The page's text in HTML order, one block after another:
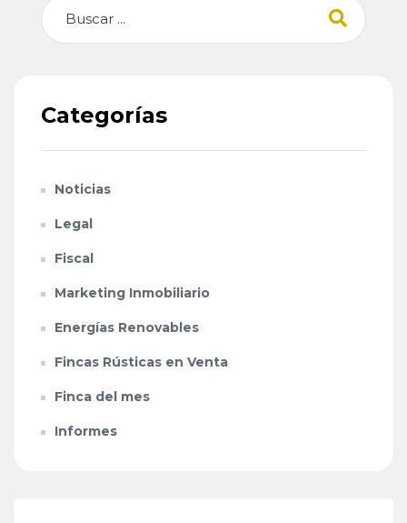
Buscar
Categorías
Noticias
Legal
Fiscal
Marketing Inmobiliario
Energías Renovables
Fincas Rústicas en Venta
Finca del mes
Informes